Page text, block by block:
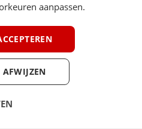
aanpassen.
AFWIJZEN